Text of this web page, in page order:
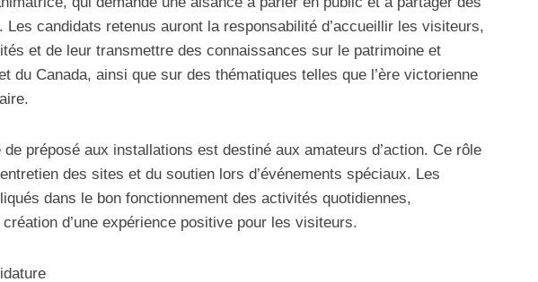
Les candidats retenus auront la responsabilité d’accueillir les visiteurs,
et de leur transmettre des connaissances sur le patrimoine et
du Canada, ainsi que sur des thématiques telles que l’ère victorienne
de préposé aux installations est destiné aux amateurs d’action. Ce rôle
des sites et du soutien lors d’événements spéciaux. Les
dans le bon fonctionnement des activités quotidiennes,
d’une expérience positive pour les visiteurs.